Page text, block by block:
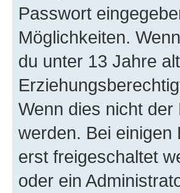
Passwort
Möglichkeiten. Wenn
du unter 13 Jahre
Wenn dies nicht
werden. Bei einigen
erst freigeschaltet
oder ein